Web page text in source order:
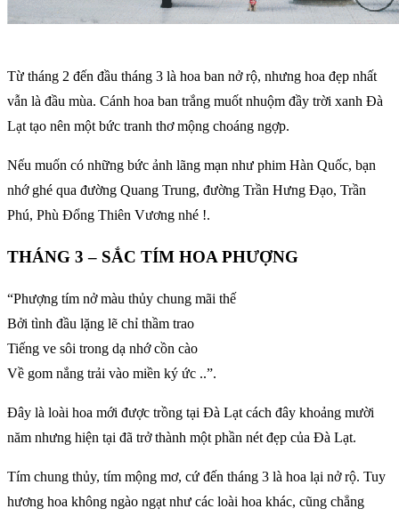
Từ tháng 2 đến đầu tháng 3 là hoa ban nở rộ, nhưng hoa đẹp nhất
vẫn là đầu mùa. Cánh hoa ban trắng muốt nhuộm đầy trời xanh Đà
Lạt tạo nên một bức tranh thơ mộng choáng ngợp.
Nếu muốn có những bức ảnh lãng mạn như phim Hàn Quốc, bạn
nhớ ghé qua đường Quang Trung, đường Trần Hưng Đạo, Trần
Phú, Phù Đổng Thiên Vương nhé !.
THÁNG 3 – SẮC TÍM HOA PHƯỢNG
“Phượng tím nở màu thủy chung mãi thế
Bởi tình đầu lặng lẽ chỉ thầm trao
Tiếng ve sôi trong dạ nhớ cồn cào
Về gom nắng trải vào miền ký ức ..”.
Đây là loài hoa mới được trồng tại Đà Lạt cách đây khoảng mười
năm nhưng hiện tại đã trở thành một phần nét đẹp của Đà Lạt.
Tím chung thủy, tím mộng mơ, cứ đến tháng 3 là hoa lại nở rộ. Tuy
hương hoa không ngào ngạt như các loài hoa khác, cũng chẳng